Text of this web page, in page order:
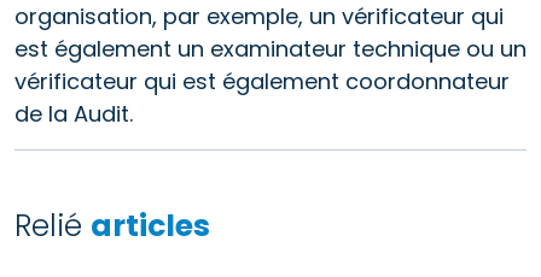
organisation, par exemple, un vérificateur qui
est également un examinateur technique ou un
vérificateur qui est également coordonnateur
de la Audit.
Relié articles